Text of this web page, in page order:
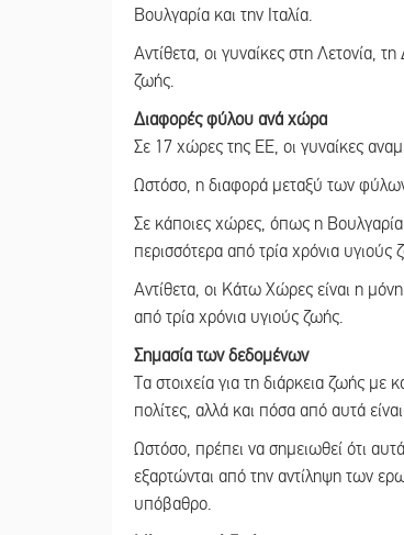
Βουλγαρία και την Ιταλία.
Αντίθετα, οι γυναίκες στη Λετονία,
ζωής.
Διαφορές φύλου ανά χώρα
Σε 17 χώρες της ΕΕ, οι γυναίκες
Ωστόσο, η διαφορά μεταξύ των
Σε κάποιες χώρες, όπως η
περισσότερα από τρία χρόνια
Αντίθετα, οι Κάτω Χώρες είναι η
από τρία χρόνια υγιούς ζωής.
Σημασία των δεδομένων
Τα στοιχεία για τη διάρκεια ζωής με
πολίτες, αλλά και πόσα από αυτά
Ωστόσο, πρέπει να σημειωθεί ότι
εξαρτώνται από την αντίληψη των
υπόβαθρο.